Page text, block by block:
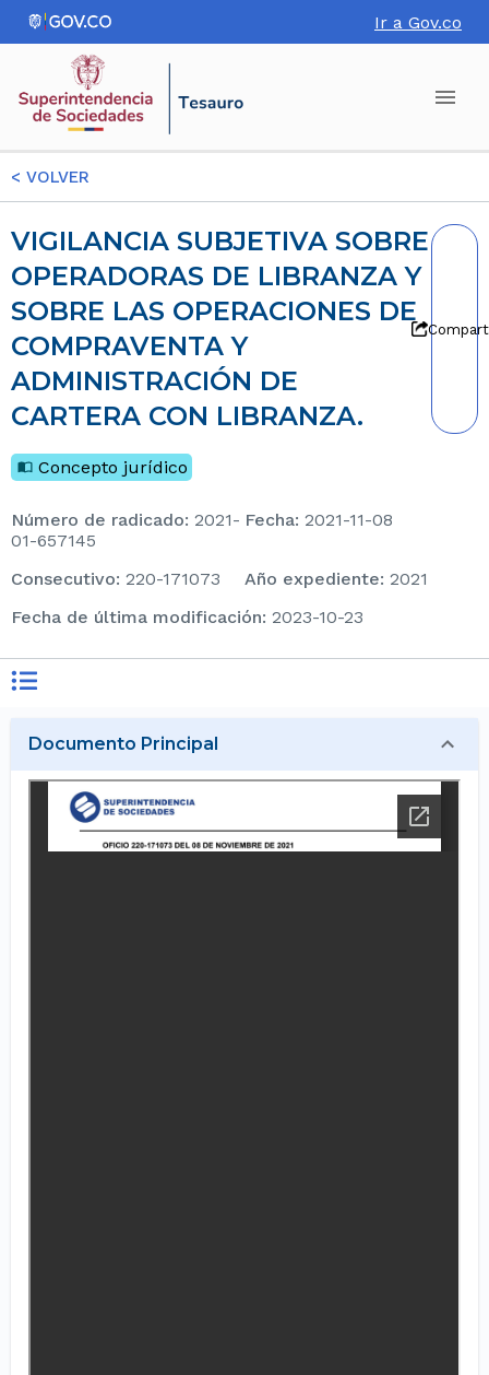
Ir a Gov.co
< VOLVER
VIGILANCIA SUBJETIVA SOBRE
OPERADORAS DE LIBRANZA Y
SOBRE LAS OPERACIONES DE
COMPRAVENTA Y
ADMINISTRACIÓN DE
CARTERA CON LIBRANZA.
Concepto jurídico
Número de radicado: 2021-
01-657145
Fecha: 2021-11-08
consecutivo: 220-171073 Año expediente: 2021
Fecha de última modificación: 2023-10-23
Documento Principal